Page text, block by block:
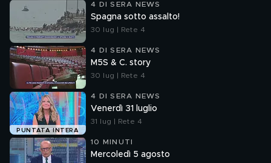
4 DI SERA NEWS
Spagna sotto assalto!
30 lug | Rete 4
4 DI SERA NEWS
M5S & C. story
30 lug | Rete 4
PUNTATA INTERA
4 DI SERA NEWS
Venerdì 31 luglio
31 lug | Rete 4
10 MINUTI
Mercoledì 5 agosto